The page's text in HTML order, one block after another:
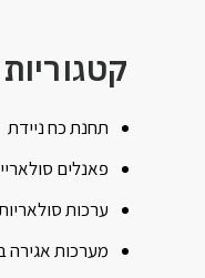
קטגוריות
תחנת כח ניידת
פאנלים
ערכות
מערכות אגירה